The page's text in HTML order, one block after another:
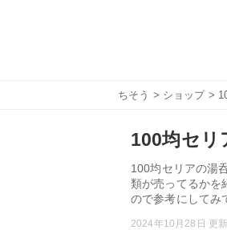
ちそう > ショップ>
100均セリ
100均セリアの湯
類が売ってるかを
ので参考にしてみ
2024年10月28日 更新